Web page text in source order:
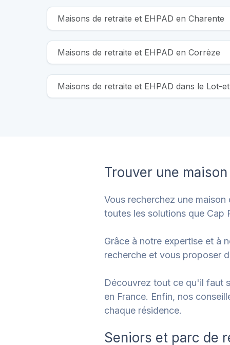
Maisons de retraite et EHPAD en Charente
Maisons de retraite et EHPAD en Corrèze
Maisons de retraite et EHPAD dans le Lot-
Trouver une
Vous recherchez une
toutes les solutions que Cap
Grâce à notre expertise et à
recherche et vous proposer
Découvrez tout ce qu'il faut
en France. Enfin, nos
chaque résidence.
Seniors et parc de